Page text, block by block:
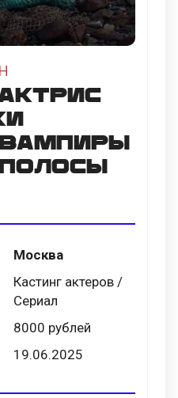
Москва
Кастинг актеров /
Сериал
8000 рублей
19.06.2025